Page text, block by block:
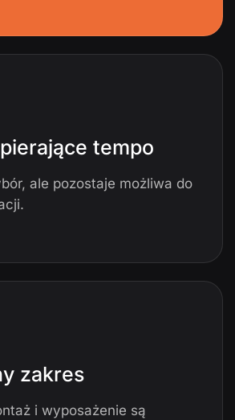
tempo
ale pozostaje możliwa do
zakres
i wyposażenie są